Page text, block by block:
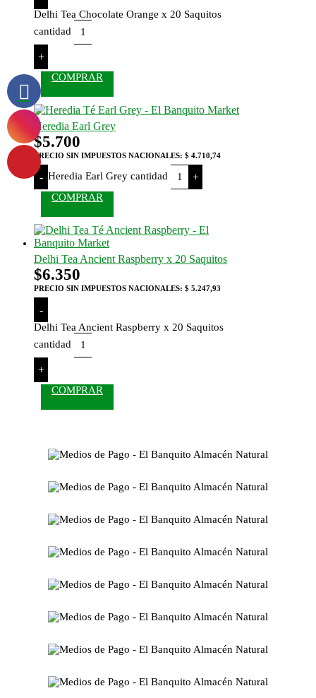
Delhi Tea Chocolate Orange x 20 Saquitos
cantidad
+
COMPRAR
Heredia Earl Grey
$5.700
PRECIO SIN IMPUESTOS NACIONALES: $ 4.710,74
- Heredia Earl Grey cantidad +
COMPRAR
Delhi Tea Ancient Raspberry x 20 Saquitos
$6.350
PRECIO SIN IMPUESTOS NACIONALES: $ 5.247,93
-
Delhi Tea Ancient Raspberry x 20 Saquitos
cantidad
+
COMPRAR